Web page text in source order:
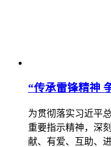
“传承雷锋精神
为贯彻落实习近平
重要指示精神，深
献、有爱、互助、